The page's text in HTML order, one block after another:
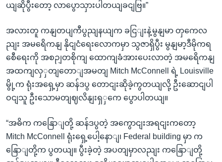
ယျဆိုပွီးတော့ လာပွောသှားပါတယျခငျဗြ။”
အလားတူ ကနျတပျကီပွညျနယျက ခငြျးနဲ့မွနျမာ တှကေလ
ညျး အမရေိကနျ နိုငျငံရေးလောကမှာ သွဇာရှိပွီး မွနျမာ့ဒီမိုကရ
စေီရေးကို အစဉျတစိုကျ ထောကျခံအားပေးလာတဲ့ အမရေိကနျ
အထကျလှှတျတောျအမတျ Mitch McConnell ရဲ့ Louisville
မွို့က ရုံးအရှေ့မှာ ဆန်ဒပွ တောငျးဆိုခဲ့ကွတယျလို့ ဦးဆောငျပါ
ဝငျသူ ဦးသောမတျဈလိနျးရှှကေ ပွောပါတယျ။
“အဓိက ကနြောျတို့ ဆန်ဒပွတဲ့ အကွောငျးအရငျးကတော့
Mitch McConnell ရုံးရှေ့ပေါ့နောျ၊ Federal building မှာ က
နြောျတို့က ပွတယျ။ ပွီးခဲ့တဲ့ အပတျမှာလညျး ကနြောျတို့